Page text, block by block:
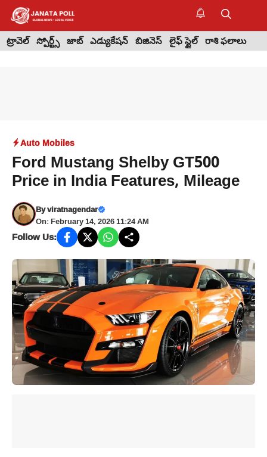
Skip
content
ట్రావెల్ స్పోర్ట్స్ జాబ్ ఎడ్యుకేషన్ బిజినెస్ లైఫ్ స్టైల్ రాశి ఫలాలు
Auto Mobiles
Ford Mustang Shelby GT500
Price in India Features, Mileage
Byviratnagendar
On: February 14, 2026 11:24 AM
Follow Us: